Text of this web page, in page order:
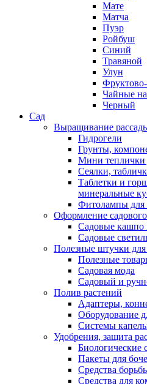
Мате
Матча
Пуэр
Ройбуш
Синий
Травяной
Улун
Чайные
Черный
Сад
Выращивание
Гидрогели
Грунты,
Мини теплички
Сеялки,
Таблетки и
минеральные
Фитолампы для
Оформление садового
Садовые кашпо
Садовые
Полезные штучки для
Полезные
Садовая мода
Садовый и
Полив растений
Адаптеры,
Оборудование
Системы
Удобрения, защита
Биологические
Пакеты для
Средства
Средства для